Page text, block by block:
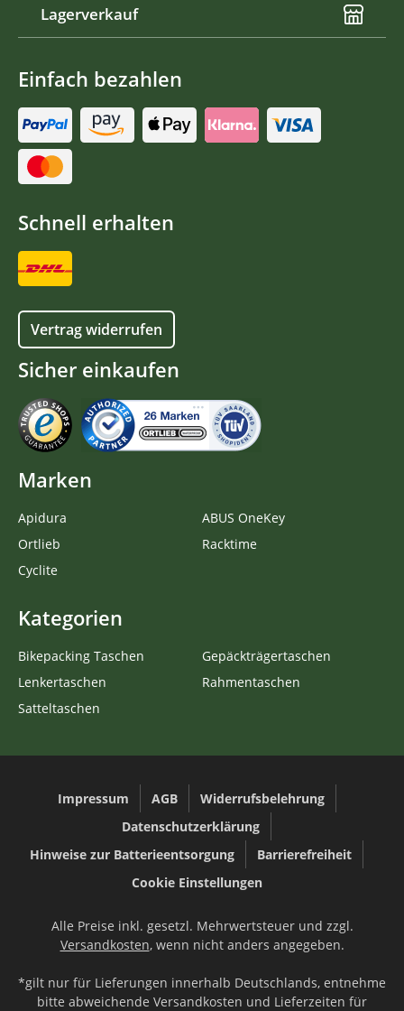
Lagerverkauf
Einfach bezahlen
Schnell erhalten
Vertrag widerrufen
Sicher einkaufen
Marken
Apidura
Ortlieb
Cyclite
ABUS OneKey
Racktime
Kategorien
Bikepacking Taschen
Lenkertaschen
Satteltaschen
Gepäckträgertaschen
Rahmentaschen
Impressum AGB
Widerrufsbelehrung
Datenschutzerklärung
Hinweise zur Batterieentsorgung
Barrierefreiheit
Cookie Einstellungen
Alle Preise inkl. gesetzl. Mehrwertsteuer und zzgl.
Versandkosten, wenn nicht anders angegeben.
*gilt nur für Lieferungen innerhalb Deutschlands, entnehme
bitte abweichende Versandkosten und Lieferzeiten für